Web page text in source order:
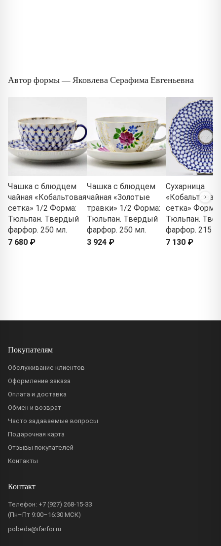
Автор формы — Яковлева Серафима Евгеньевна
Чашка с блюдцем
чайная «Кобальтовая
сетка» 1/2 Форма:
Тюльпан. Твердый
фарфор. 250 мл.
7 680 ₽
Чашка с блюдцем
чайная «Золотые
травки» 1/2 Форма:
Тюльпан. Твердый
фарфор. 250 мл.
3 924 ₽
Сухарница
«Кобальтовая
сетка» Форма:
Тюльпан.
фарфор. 215
7 130 ₽
Покупателям
Обслуживание клиентов
Оформление заказа
Оплата и доставка
Обмен и возврат
Часто задаваемые вопросы
Подарочная карта
Отзывы покупателей
Контакты
Контакт
Телефон: +7 (927) 268-15-33
(Пн–Пт 9:00–16:30 МСК)
pobeda@ifarfor.ru